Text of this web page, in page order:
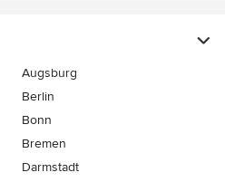
Augsburg
Berlin
Bonn
Bremen
Darmstadt